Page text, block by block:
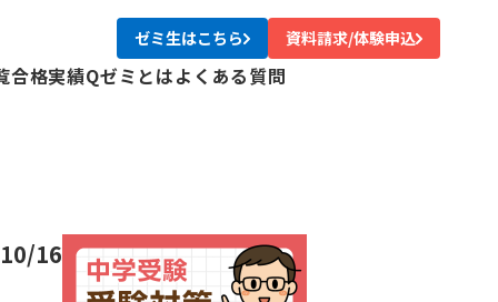
ゼミ生はこちら 資料請求/体験申込
校
合格実績Qゼミとはよくある質問
16